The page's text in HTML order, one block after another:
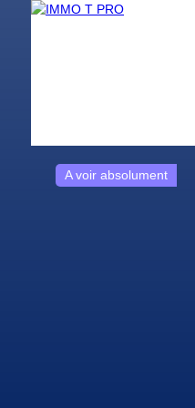
A voir absolument